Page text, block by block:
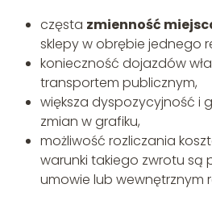
częsta zmienność
sklepy w obrębie jednego
konieczność dojazdów
transportem publicznym,
większa dyspozycyjność i
zmian w grafiku,
możliwość rozliczania
warunki takiego zwrotu są
umowie lub wewnętrznym